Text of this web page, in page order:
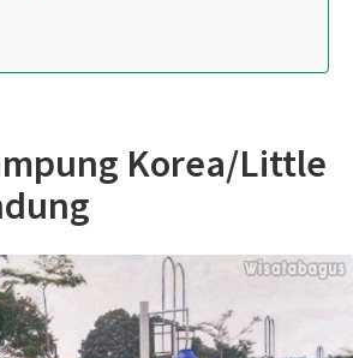
Korea/Little